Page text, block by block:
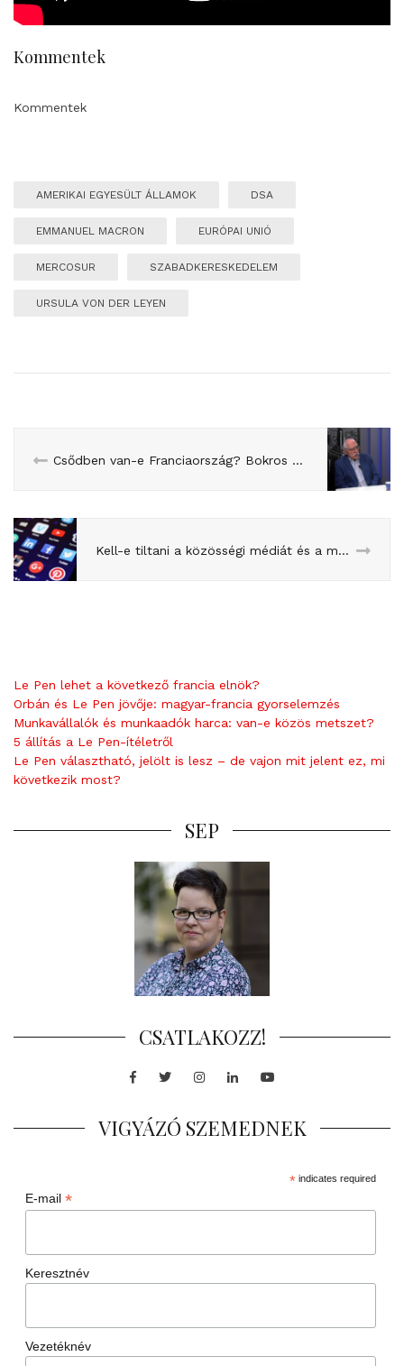
Kommentek
Kommentek
AMERIKAI EGYESÜLT ÁLLAMOK DSA
EMMANUEL MACRON EURÓPAI UNIÓ
MERCOSUR SZABADKERESKEDELEM
URSULA VON DER LEYEN
Csődben van-e Franciaország? Bokros Lajos a mozgástérről (és sok minden másról) a Franciapolitikában
Kell-e tiltani a közösségi médiát és a mobilt a 15 év alattiaknak? (Szűts Zoltán a Franciapolitikában)
Le Pen lehet a következő francia elnök?
Orbán és Le Pen jövője: magyar-francia gyorselemzés
Munkavállalók és munkaadók harca: van-e közös metszet?
5 állítás a Le Pen-ítéletről
Le Pen választható, jelölt is lesz – de vajon mit jelent ez, mi
következik most?
SEP
CSATLAKOZZ!
Facebook
TwitterInstagram
LinkedInYoutube
VIGYÁZÓ SZEMEDNEK
*indicates required
E-mail *
Keresztnév
Vezetéknév